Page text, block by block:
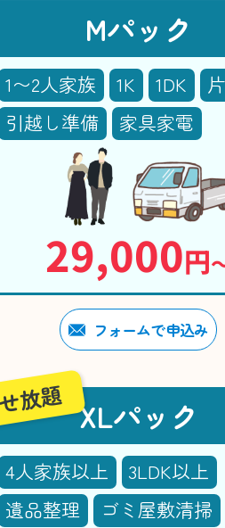
Mパック
1〜2人家族 1K 1DK
引越し準備
家具家電
29,000円
フォームで申込み
XLパック
4人家族以上
3LDK以上
遺品整理
ゴミ屋敷清掃
放題